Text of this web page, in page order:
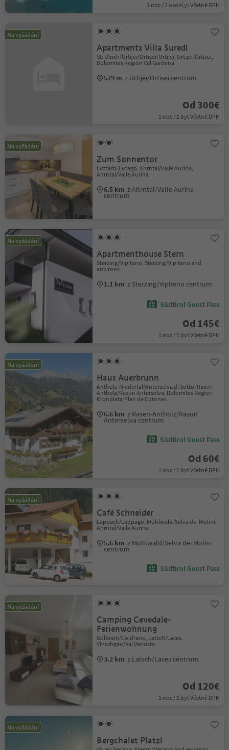
1 noc / 2 osob(y) Včetně DPH
Na vyžádání
Apartments Villa Suredl
St. Ulrich/Urtijëi/Ortisei/Urtijëi, Urtijëi/Ortisei,
Dolomites Region Val Gardena
579 m z Urtijëi/Ortisei centrum
Od 300€
1 noc / 1 byt Včetně DPH
Na vyžádání
Zum Sonnentor
Luttach/Lutago, Ahrntal/Valle Aurina,
Ahrntal/Valle Aurina
6.5 km z Ahrntal/Valle Aurina
centrum
Na vyžádání
Apartmenthouse Stern
Sterzing/Vipiteno, Sterzing/Vipiteno and
environs
1.1 km z Sterzing/Vipiteno centrum
Südtirol Guest Pass
Od 145€
1 noc / 1 byt Včetně DPH
Na vyžádání
Haus Auerbrunn
Antholz-Niedertal/Anterselva di Sotto, Rasen-
Antholz/Rasun Anterselva, Dolomites Region
Kronplatz/Plan de Corones
6.6 km z Rasen-Antholz/Rasun
Anterselva centrum
Südtirol Guest Pass
Od 60€
1 noc / 1 byt Včetně DPH
Na vyžádání
Café Schneider
Lappach/Lappago, Mühlwald/Selva dei Molini,
Ahrntal/Valle Aurina
5.6 km z Mühlwald/Selva dei Molini
centrum
Südtirol Guest Pass
Na vyžádání
Camping Cevedale-
Ferienwohnung
Goldrain/Coldrano, Latsch/Laces,
Vinschgau/Val Venosta
3.2 km z Latsch/Laces centrum
Od 120€
1 noc / 1 byt Včetně DPH
Na vyžádání
Bergchalet Platzl